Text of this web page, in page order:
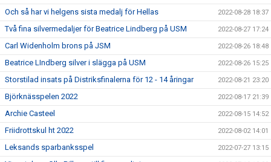
Och så har vi helgens sista medalj för Hellas 2022-08-28 18:37
Två fina silvermedaljer för Beatrice Lindberg på USM 2022-08-27 17:24
Carl Widenholm brons på JSM 2022-08-26 18:48
Beatrice LIndberg silver i slägga på USM 2022-08-26 15:25
Storstilad insats på Distriksfinalerna för 12 - 14 åringar 2022-08-21 23:20
Björknässpelen 2022 2022-08-17 21:39
Archie Casteel 2022-08-15 14:52
Friidrottskul ht 2022 2022-08-02 14:01
Leksands sparbanksspel 2022-07-27 13:15